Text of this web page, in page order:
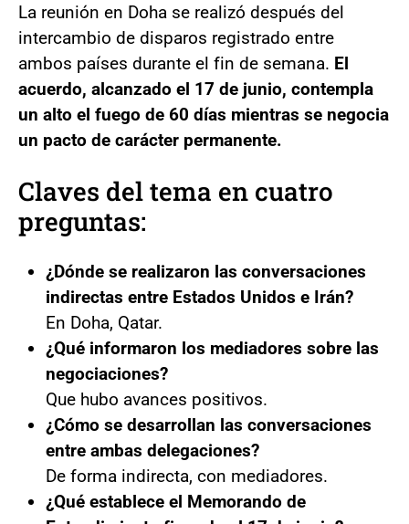
La reunión en Doha se realizó después del
intercambio de disparos registrado entre
ambos países durante el fin de semana. El
acuerdo, alcanzado el 17 de junio, contempla
un alto el fuego de 60 días mientras se negocia
un pacto de carácter permanente.
Claves del tema en cuatro
preguntas:
¿Dónde se realizaron las conversaciones
indirectas entre Estados Unidos e Irán?
En Doha, Qatar.
¿Qué informaron los mediadores sobre las
negociaciones?
Que hubo avances positivos.
¿Cómo se desarrollan las conversaciones
entre ambas delegaciones?
De forma indirecta, con mediadores.
¿Qué establece el Memorando de